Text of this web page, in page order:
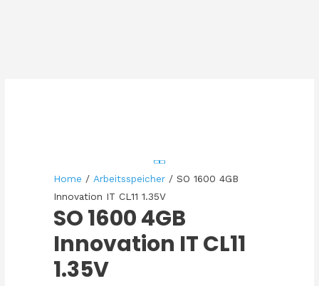
Home /Arbeitsspeicher / SO 1600 4GB
Innovation IT CL11 1.35V
SO 1600 4GB
Innovation IT CL11
1.35V